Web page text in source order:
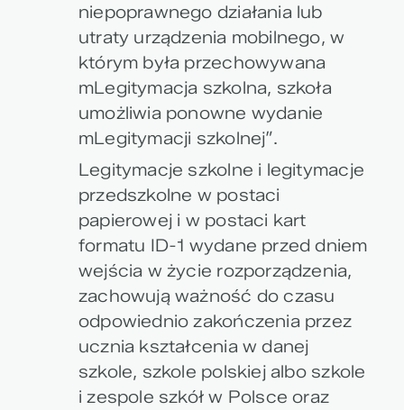
niepoprawnego działania lub
utraty urządzenia mobilnego, w
którym była przechowywana
mLegitymacja szkolna, szkoła
umożliwia ponowne wydanie
mLegitymacji szkolnej”.
Legitymacje szkolne i legitymacje
przedszkolne w postaci
papierowej i w postaci kart
formatu ID-1 wydane przed dniem
wejścia w życie rozporządzenia,
zachowują ważność do czasu
odpowiednio zakończenia przez
ucznia kształcenia w danej
szkole, szkole polskiej albo szkole
i zespole szkół w Polsce oraz